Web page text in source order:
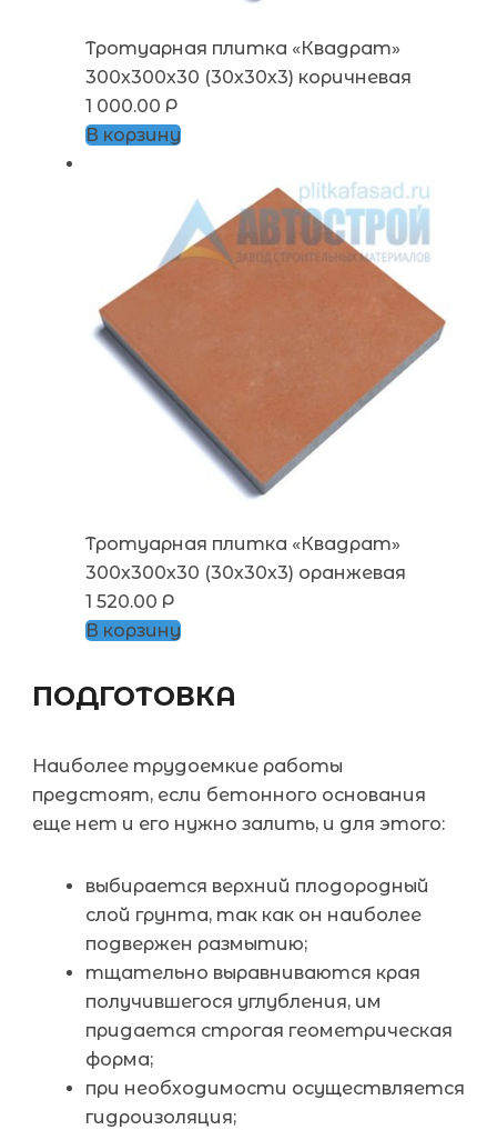
Тротуарная плитка «Квадрат»
300х300х30 (30х30х3) коричневая
1 000.00 Р
В корзину
Тротуарная плитка «Квадрат»
300х300х30 (30х30х3) оранжевая
1 520.00 Р
В корзину
ПОДГОТОВКА
Наиболее трудоемкие работы
предстоят, если бетонного основания
еще нет и его нужно залить, и для этого:
выбирается верхний плодородный
слой грунта, так как он наиболее
подвержен размытию;
тщательно выравниваются края
получившегося углубления, им
придается строгая геометрическая
форма;
при необходимости осуществляется
гидроизоляция;